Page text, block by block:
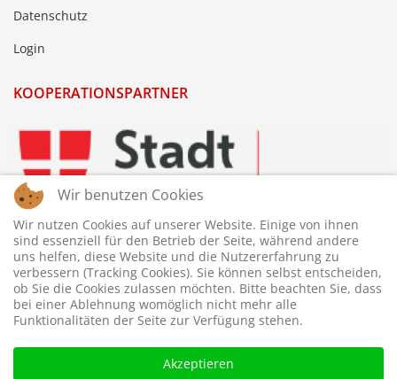
Datenschutz
Login
KOOPERATIONSPARTNER
Wir benutzen Cookies
Wir nutzen Cookies auf unserer Website. Einige von ihnen
sind essenziell für den Betrieb der Seite, während andere
uns helfen, diese Website und die Nutzererfahrung zu
verbessern (Tracking Cookies). Sie können selbst entscheiden,
ob Sie die Cookies zulassen möchten. Bitte beachten Sie, dass
bei einer Ablehnung womöglich nicht mehr alle
Funktionalitäten der Seite zur Verfügung stehen.
Akzeptieren